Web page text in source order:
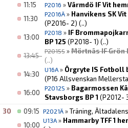
11:15
P2016 »Värmdö IF Vit
11:30
P2016Ä » Hanvikens SK
(P2016- 2) (..)
13:00
P2018 » IF
BP 125 (P2018- 1) (..)
13:45
P2015S »Mörtnäs IF Grön
(..)
14:30
U16A » Örgryte IS Fotboll
(P16 Allsvenskan
16:00
P2012S » Bagarmossen
Stavsborgs BP 1 (P2012-
30
09:15 P2021Ä »Träning,
10:00
U13A » Hammarby TFF 1